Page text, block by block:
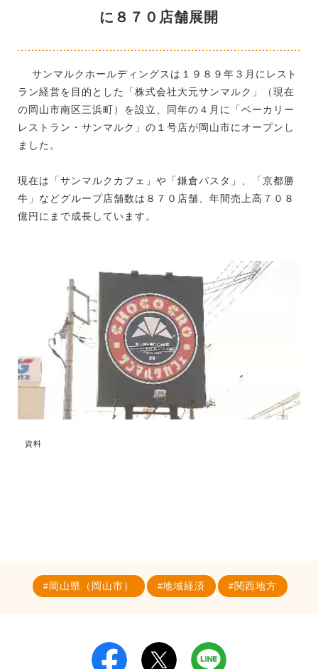
に８７０店舗展開
サンマルクホールディングスは１９８９年３月にレスト
ラン経営を目的とした「株式会社大元サンマルク」（現在
の岡山市南区三浜町）を設立、同年の４月に「ベーカリー
レストラン・サンマルク」の１号店が岡山市にオープンし
ました。
現在は「サンマルクカフェ」や「鎌倉パスタ」、「京都勝
牛」などグループ店舗数は８７０店舗、年間売上高７０８
億円にまで成長しています。
資料
岡山県（岡山市） 地域経済 関西地方